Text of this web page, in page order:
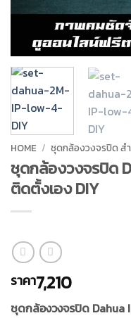
HOME / ชุดกล้องวงจรปิด ส
ชุดกล้องวงจรปิด
ติดตั้งเอง DIY
ราคา7,210
ชุดกล้องวงจรปิด Dahua